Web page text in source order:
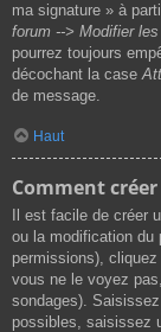
ma signature » à
forum --> Modifier
pourrez toujours
décochant la case
de message.
Haut
Comment
Il est facile de créer
ou la modification du
permissions), cliquez
vous ne le voyez
sondages).
possibles, saisissez